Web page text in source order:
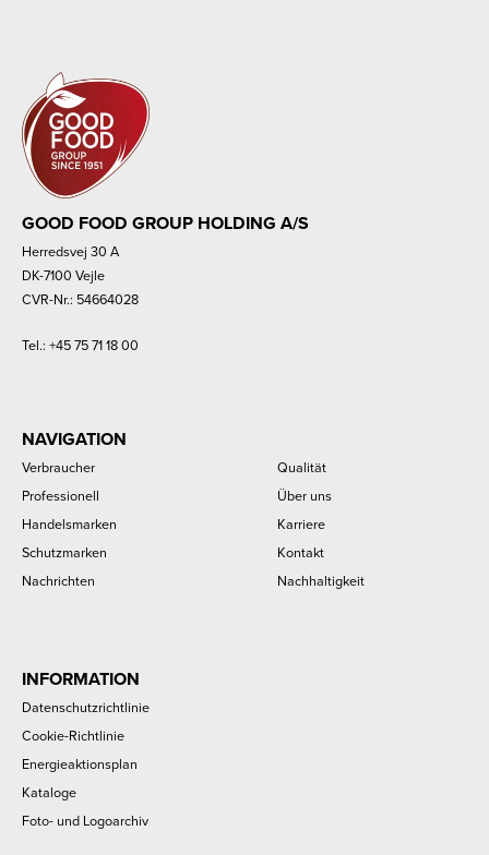
GOOD FOOD GROUP HOLDING A/S
Herredsvej 30 A
DK-7100 Vejle
CVR-Nr.: 54664028
Tel.: +45 75 71 18 00
NAVIGATION
Verbraucher
Professionell
Handelsmarken
Schutzmarken
Nachrichten
Qualität
Über uns
Karriere
Kontakt
Nachhaltigkeit
INFORMATION
Datenschutzrichtlinie
Cookie-Richtlinie
Energieaktionsplan
Kataloge
Foto- und Logoarchiv